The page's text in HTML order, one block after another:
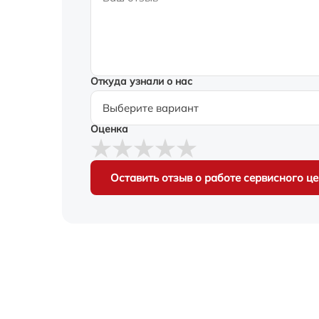
Откуда узнали о нас
Оценка
Оставить отзыв о работе сервисного